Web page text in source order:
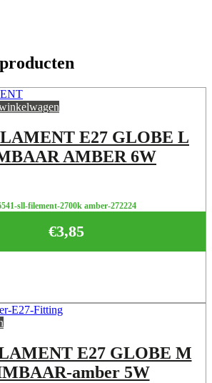
E27 GLOBE L
AMBER 6W
sll-filement-2700k amber-272224
€3,85
E27 GLOBE M
amber 5W